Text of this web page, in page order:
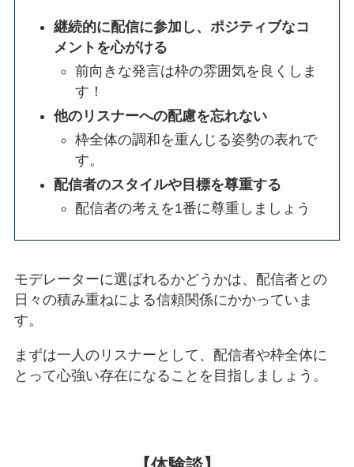
継続的に配信に参加し、ポジティブなコ
メントを心がける
前向きな発言は枠の雰囲気を良くしま
す！
他のリスナーへの配慮を忘れない
枠全体の調和を重んじる姿勢の表れで
す。
配信者のスタイルや目標を尊重する
配信者の考えを1番に尊重しましょう
モデレーターに選ばれるかどうかは、配信者との
日々の積み重ねによる信頼関係にかかっていま
す。
まずは一人のリスナーとして、配信者や枠全体に
とって心強い存在になることを目指しましょう。